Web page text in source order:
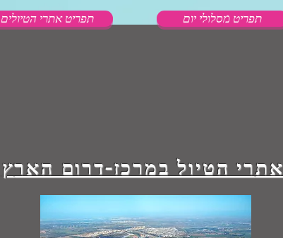
תפריט אתרי הטיולים תפריט מסלולי יום
אתרי הטיול במרכז-דרום הארץ